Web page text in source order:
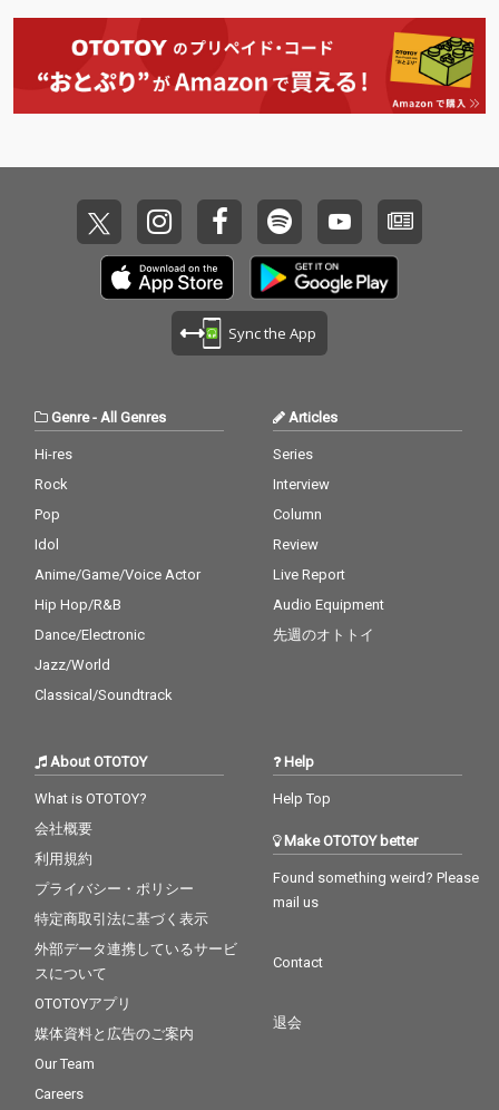
Sync the App
Genre-All Genres
Hi-res
Rock
Pop
Idol
Anime/Game/Voice Actor
Hip Hop/R&B
Dance/Electronic
Jazz/World
Classical/Soundtrack
Articles
Series
Interview
Column
Review
Live Report
Audio Equipment
先週のオトトイ
About OTOTOY
What is OTOTOY?
会社概要
利用規約
プライバシー・ポリシー
特定商取引法に基づく表示
外部データ連携しているサービ
スについて
OTOTOYアプリ
媒体資料と広告のご案内
Our Team
Careers
Help
Help Top
Make OTOTOY better
Found something weird? Please
mail us
Contact
退会